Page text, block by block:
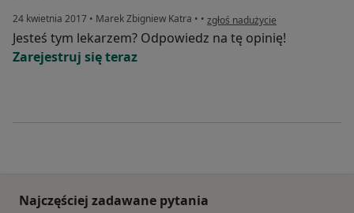
24 kwietnia 2017 • Marek Zbigniew Katra • • w opinii użytkownika Krystyna F.
zgłoś nadużycie
Jesteś tym lekarzem? Odpowiedz na tę opinię!
Zarejestruj się teraz
Najczęściej zadawane pytania